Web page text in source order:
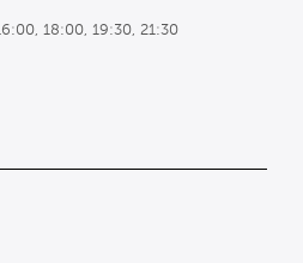
18:00, 19:30, 21:30